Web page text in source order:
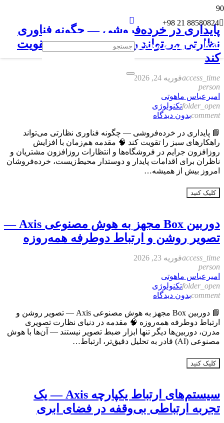
88580824 21 98+
پیشتازان ارتباط مجازی
پایداری در خرده‌فروشی — چگونه فناوری
نظارتی می‌تواند راهکارهای سبز را تقویت
کند
access_timeفوریه 24, 2026
person
امیرعباس ماهوتی
folder_openتکنولوژی
commentبدون دیدگاه
📘 پایداری در خرده‌فروشی — چگونه فناوری نظارتی می‌تواند
راهکارهای سبز را تقویت کند 🧠 مقدمه هم‌زمان با افزایش
روزافزون جرایم در فروشگاه‌ها و انتظارات روزافزون مشتریان و
ناظران برای اقدامات پایدار و دوستدار محیط‌زیست، خرده‌فروشان
امروز بیش از همیشه…
کلیک کنید
دوربین Box مجهز به هوش مصنوعی Axis —
تصویر روشن و ارتباط دوطرفه همه‌روزه
access_timeفوریه 23, 2026
person
امیرعباس ماهوتی
folder_openتکنولوژی
commentبدون دیدگاه
📘 دوربین Box مجهز به هوش مصنوعی Axis — تصویر روشن و
ارتباط دوطرفه همه‌روزه 🧠 مقدمه در دنیای نظارت تصویری
مدرن، دوربین‌ها دیگر تنها ابزار ضبط تصویر نیستند — آن‌ها با هوش
مصنوعی (AI) قادر به تحلیل دقیق‌تر، ارتباط…
کلیک کنید
سیستم‌های ارتباط یکپارچه Axis — یک
تجربه ارتباطی بی‌وقفه در فضای ابری